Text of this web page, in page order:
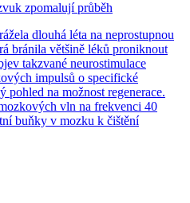
zpomalují průběh
dlouhá léta na neprostupnou
bránila většině léků proniknout
takzvané neurostimulace
impulsů o specifické
pohled na možnost regenerace.
vln na frekvenci 40
buňky v mozku k čištění